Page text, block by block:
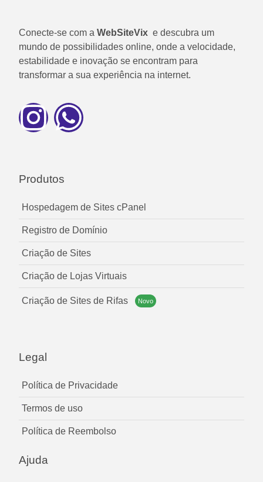
Conecte-se com a WebSiteVix e descubra um
mundo de possibilidades online, onde a velocidade,
estabilidade e inovação se encontram para
transformar a sua experiência na internet.
Produtos
Hospedagem de Sites cPanel
Registro de Domínio
Criação de Sites
Criação de Lojas Virtuais
Criação de Sites de Rifas Novo
Legal
Política de Privacidade
Termos de uso
Política de Reembolso
Ajuda